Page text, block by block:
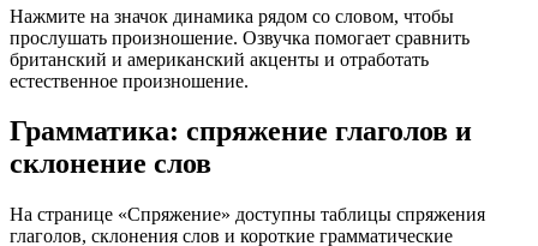
Нажмите на значок динамика рядом со словом, чтобы
прослушать произношение. Озвучка помогает сравнить
британский и американский акценты и отработать
естественное произношение.
Грамматика: спряжение глаголов и
склонение слов
На странице «Спряжение» доступны таблицы спряжения
глаголов, склонения слов и короткие грамматические